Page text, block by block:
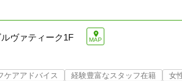
ヴァティーク1F MAP
ケアアドバイス 経験豊富なスタッフ在籍 女